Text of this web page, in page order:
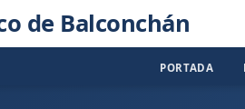
de Balconchán
PORTADA